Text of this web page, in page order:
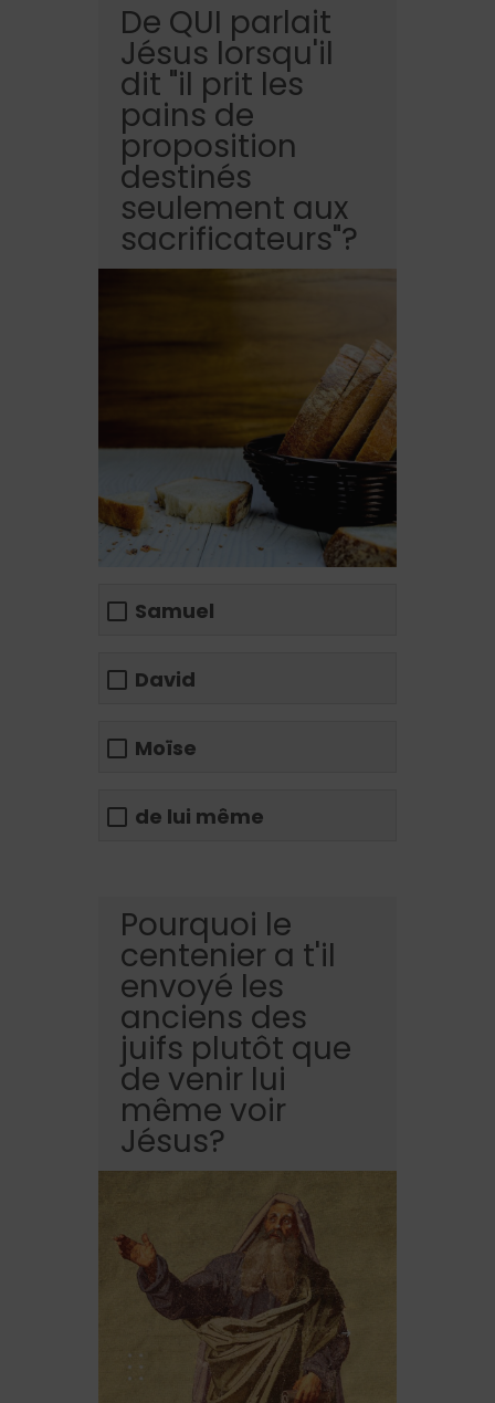
De QUI parlait
Jésus lorsqu'il
dit "il prit les
pains de
proposition
destinés
seulement aux
sacrificateurs"?
Samuel
David
Moïse
de lui même
Pourquoi le
centenier a t'il
envoyé les
anciens des
juifs plutôt que
de venir lui
même voir
Jésus?